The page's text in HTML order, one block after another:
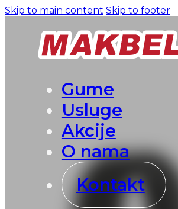
Skip to main content Skip to footer
Gume
Usluge
Akcije
O nama
Kontakt